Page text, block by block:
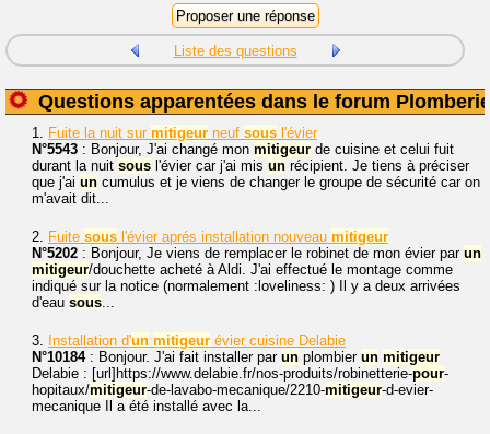
Liste des questions
Questions apparentées dans le forum Plomberie
1. Fuite la nuit sur mitigeur neuf sous l'évier
N°5543 : Bonjour, J'ai changé mon mitigeur de cuisine et celui fuit
durant la nuit sous l'évier car j'ai mis un récipient. Je tiens à préciser
que j'ai un cumulus et je viens de changer le groupe de sécurité car on
m'avait dit...
2. Fuite sous l'évier aprés installation nouveau mitigeur
N°5202 : Bonjour, Je viens de remplacer le robinet de mon évier par un
mitigeur/douchette acheté à Aldi. J'ai effectué le montage comme
indiqué sur la notice (normalement :loveliness: ) Il y a deux arrivées
d'eau sous
3. Installation d'un mitigeur évier cuisine Delabie
N°10184: Bonjour. J'ai fait installer par un plombier un mitigeur
Delabie : [url]https://www.delabie.fr/nos-produits/robinetterie-pour-
hopitaux/mitigeur-de-lavabo-mecanique/2210-mitigeur-d-evier-
mecanique Il a été installé avec la...